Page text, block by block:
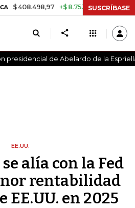
+$ 8.753,81 +2,19% TASA DE
SUSCRÍBASE
presidencial de Abelardo de la
EE.UU.
alía con la Fed
rentabilidad
EE.UU. en 2025